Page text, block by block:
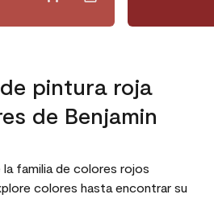
pintura roja
de Benjamin
familia de colores rojos
colores hasta encontrar su